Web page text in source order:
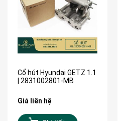
Cổ hút Hyundai GETZ 1.1
| 2831002801-MB
Giá liên hệ